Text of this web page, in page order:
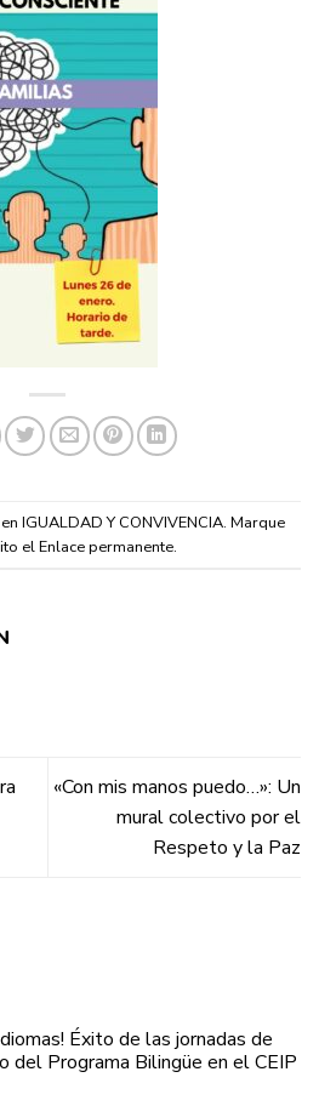
IGUALDAD Y CONVIVENCIA. Marque
elEnlace permanente.
«Con mis manos puedo…»: Un
mural colectivo por el
Respeto y la Paz
Éxito de las jornadas de
del Programa Bilingüe en el CEIP